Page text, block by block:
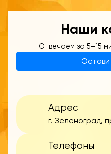
Наши
Отвечаем за 5–15
Адрес
г. Зеленоград,
Телефоны